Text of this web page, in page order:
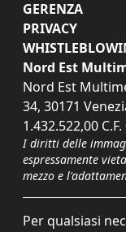
GERENZA
PRIVACY
Nord Est
Nord Est
34, 30171
1.432.522,00
I diritti delle
espressamente
mezzo e
Per qualsiasi